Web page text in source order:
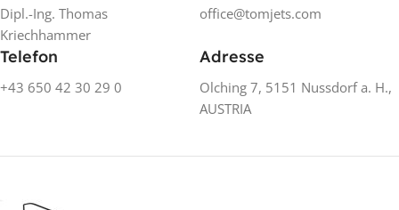
Dipl.-Ing. Thomas
Kriechhammer
office@tomjets.com
Telefon
+43 650 42 30 29 0
Adresse
Olching 7, 5151 Nussdorf a. H.,
AUSTRIA